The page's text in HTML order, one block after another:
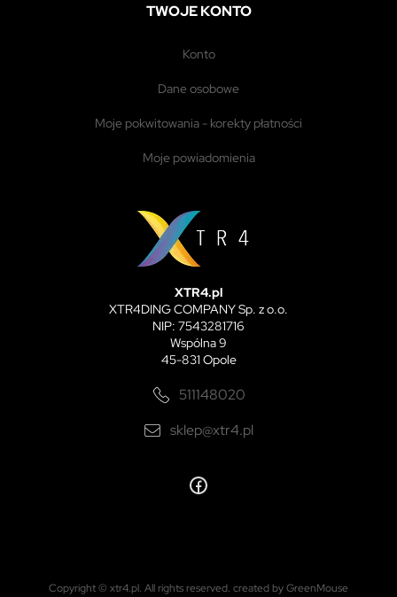
TWOJE KONTO
konto
dane osobowe
moje pokwitowania - korekty płatności
moje powiadomienia
XTR4.pl
XTR4DING COMPANY Sp. z o.o.
NIP: 7543281716
Wspólna 9
45-831 Opole
511148020
sklep@xtr4.pl
Copyright © xtr4.pl. All rights reserved. created by GreenMouse